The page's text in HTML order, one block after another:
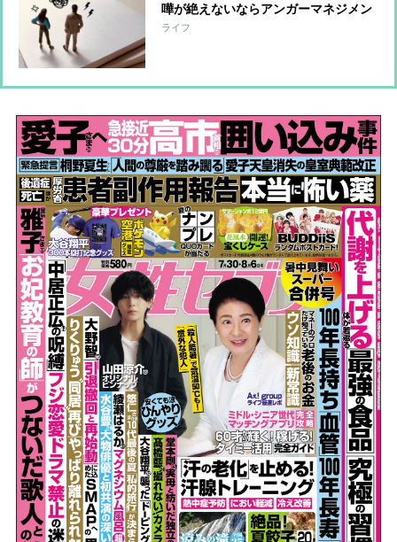
嘩が絶えないならアンガーマネジメン
ト＋食事・漢方で怒りのコントロール
ライフ